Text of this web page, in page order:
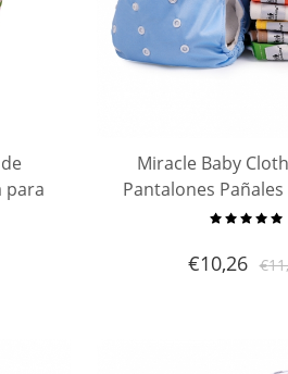
para
Cest
Miracle Baby
Pantalones
reutilizables
con un pañal de
€10,26 €